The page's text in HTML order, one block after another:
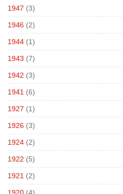
1947 (3)
1946 (2)
1944 (1)
1943 (7)
1942 (3)
1941 (6)
1927 (1)
1926 (3)
1924 (2)
1922 (5)
1921 (2)